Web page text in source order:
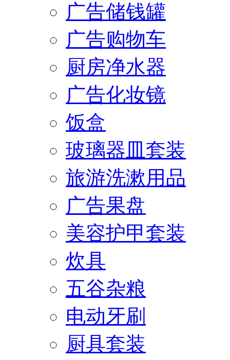
广告储钱罐
广告购物车
厨房净水器
广告化妆镜
饭盒
玻璃器皿套装
旅游洗漱用品
广告果盘
美容护甲套装
炊具
五谷杂粮
电动牙刷
厨具套装